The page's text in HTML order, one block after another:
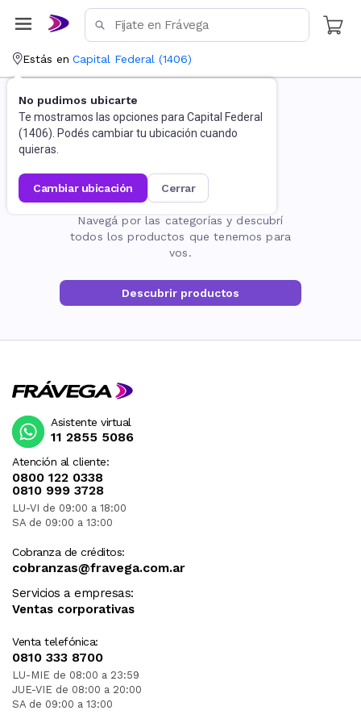
Estás en Capital Federal (1406)
No pudimos ubicarte
Te mostramos las opciones para Capital Federal
(1406). Podés cambiar tu ubicación cuando
quieras.
cambiar ubicación cerrar
La página no existe
Navegá por las categorías y descubrí
todos los productos que tenemos para
vos.
Descubrir productos
Atención al cliente:
0800 122 0338
0810 999 3728
LU-VI de 09:00 a 18:00
SA de 09:00 a 13:00
Cobranza de créditos:
cobranzas@fravega.com.ar
Servicios a empresas:
Ventas corporativas
Venta telefónica:
0810 333 8700
LU-MIE de 08:00 a 23:59
JUE-VIE de 08:00 a 20:00
SA de 09:00 a 13:00
Asistente virtual
11 2855 5086